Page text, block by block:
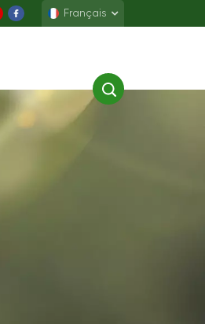
Français
Français